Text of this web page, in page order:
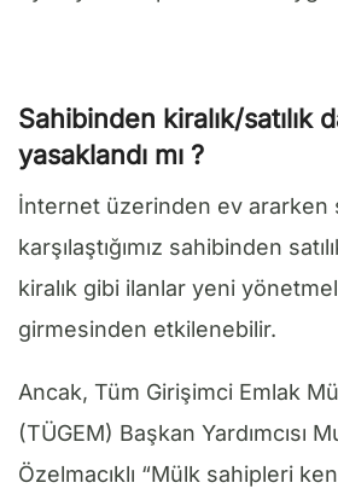
Sahibinden kiralık/satılık
yasaklandı mı ?
İnternet üzerinden ev ararken
karşılaştığımız sahibinden
kiralık gibi ilanlar yeni
girmesinden etkilenebilir.
Ancak, Tüm Girişimci Emlak
(TÜGEM) Başkan Yardımcısı
Özelmacıklı “Mülk sahipleri